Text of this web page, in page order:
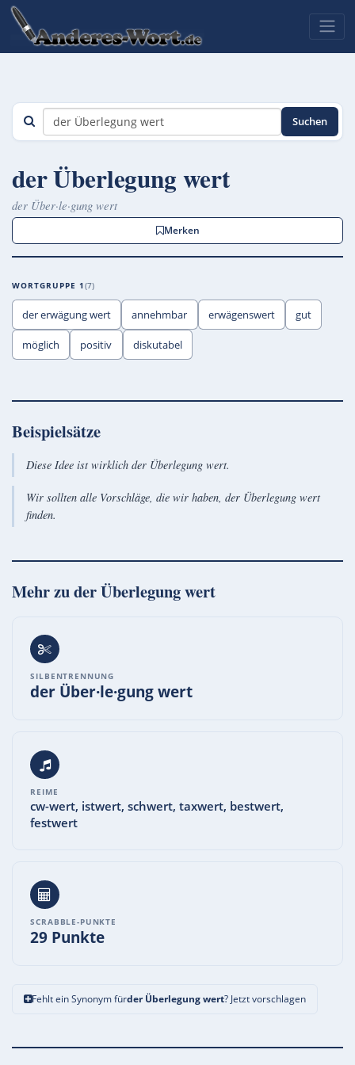
Suchen
der Überlegung wert
der Über·le·gung wert
Merken
WORTGRUPPE 1 7
der erwägung wert annehmbar erwägenswert gut
möglich positiv diskutabel
Beispielsätze
Diese Idee ist wirklich der Überlegung wert.
Wir sollten alle Vorschläge, die wir haben, der Überlegung wert
finden.
Mehr zuder Überlegung wert
SILBENTRENNUNG
der Über·le·gung wert
REIME
cw-wert, istwert, schwert, taxwert, bestwert,
festwert
SCRABBLE-PUNKTE
29 Punkte
Fehlt ein Synonym fürder Überlegung wert? Jetzt vorschlagen